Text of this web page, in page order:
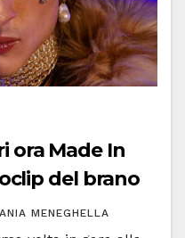
ora Made In
del brano
MENEGHELLA